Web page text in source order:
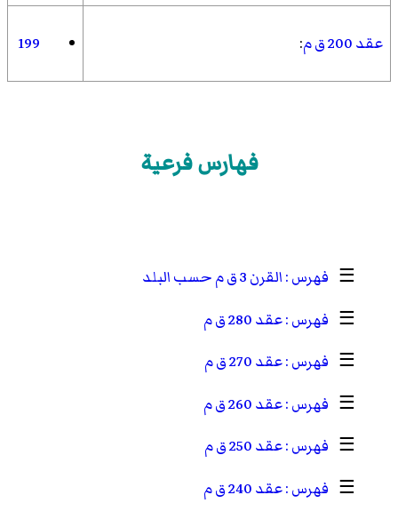
عقد 200 ق م :
199
فهارس فرعية
☰
القرن 3 ق م حسب البلد
☰
عقد 280 ق م
☰
عقد 270 ق م
☰
عقد 260 ق م
☰
عقد 250 ق م
☰
عقد 240 ق م